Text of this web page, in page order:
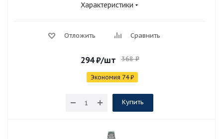
Характеристики
Отложить Сравнить
294₽/шт 368₽
Экономия 74₽
Купить